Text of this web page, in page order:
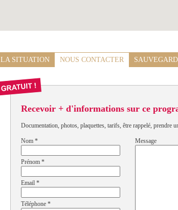
LA SITUATION NOUS CONTACTER
Recevoir + d'informations sur ce
Documentation, photos, plaquettes, tarifs, être rappelé, prendre
Nom *
Prénom *
Email *
Téléphone *
Message